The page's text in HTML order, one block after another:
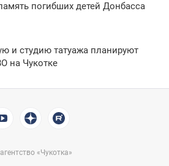
погибших детей Донбасса
и студию татуажа планируют
на Чукотке
«Чукотка»